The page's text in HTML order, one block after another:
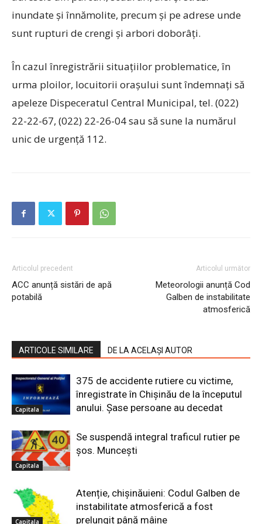
inundate și înnămolite, precum și pe adrese unde
sunt rupturi de crengi și arbori doborâți.
În cazul înregistrării situațiilor problematice, în
urma ploilor, locuitorii orașului sunt îndemnați să
apeleze Dispeceratul Central Municipal, tel. (022)
22-22-67, (022) 22-26-04 sau să sune la numărul
unic de urgență 112.
Articolul precedent
ACC anunță sistări de apă
potabilă
Articolul următor
Meteorologii anunță Cod
Galben de instabilitate
atmosferică
ARTICOLE SIMILARE DE LA ACELAȘI AUTOR
Capitala
375 de accidente rutiere cu victime,
înregistrate în Chișinău de la începutul
anului. Șase persoane au decedat
Capitala
Se suspendă integral traficul rutier pe
șos. Muncești
Capitala
Atenție, chișinăuieni: Codul Galben de
instabilitate atmosferică a fost
prelungit până mâine